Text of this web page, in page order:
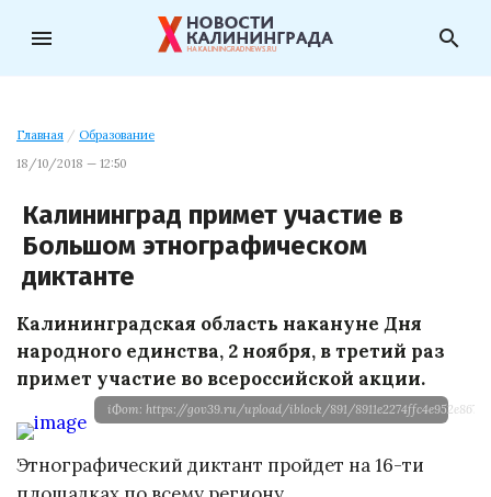
menu search
Главная / Образование
18/10/2018 — 12:50
Калининград примет участие в
Большом этнографическом
диктанте
Калининградская область накануне Дня
народного единства, 2 ноября, в третий раз
примет участие во всероссийской акции.
iФот: https://gov39.ru/upload/iblock/891/
Этнографический диктант пройдет на 16-ти